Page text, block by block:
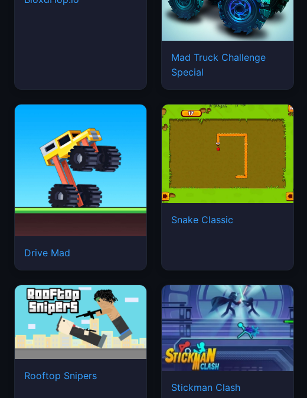
Mad Truck Challenge
Special
Drive Mad
Snake Classic
Rooftop Snipers
Stickman Clash